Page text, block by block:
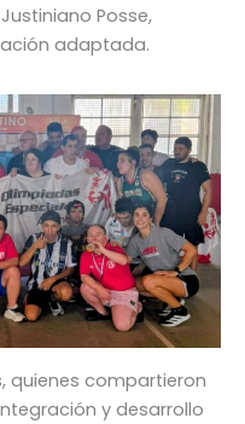
Posse,
adaptada.
quienes compartieron
y desarrollo